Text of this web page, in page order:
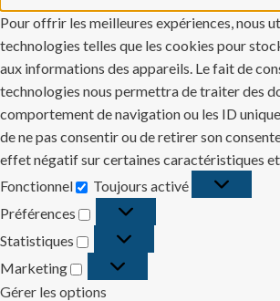
Pour offrir les meilleures expériences, nous
technologies telles que les cookies pour
aux informations des appareils. Le fait de
technologies nous permettra de traiter des
comportement de navigation ou les ID
de ne pas consentir ou de retirer son
effet négatif sur certaines caractéristiques
Fonctionnel
Fonctionnel
Toujours activé
Préférences
Préférences
Statistiques
Statistiques
Marketing
Marketing
Gérer les options